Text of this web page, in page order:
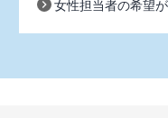
女性担当者の希望